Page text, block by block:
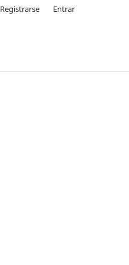
Registrarse Entrar